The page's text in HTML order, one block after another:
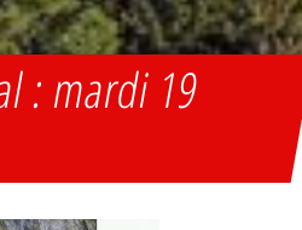
: mardi 19